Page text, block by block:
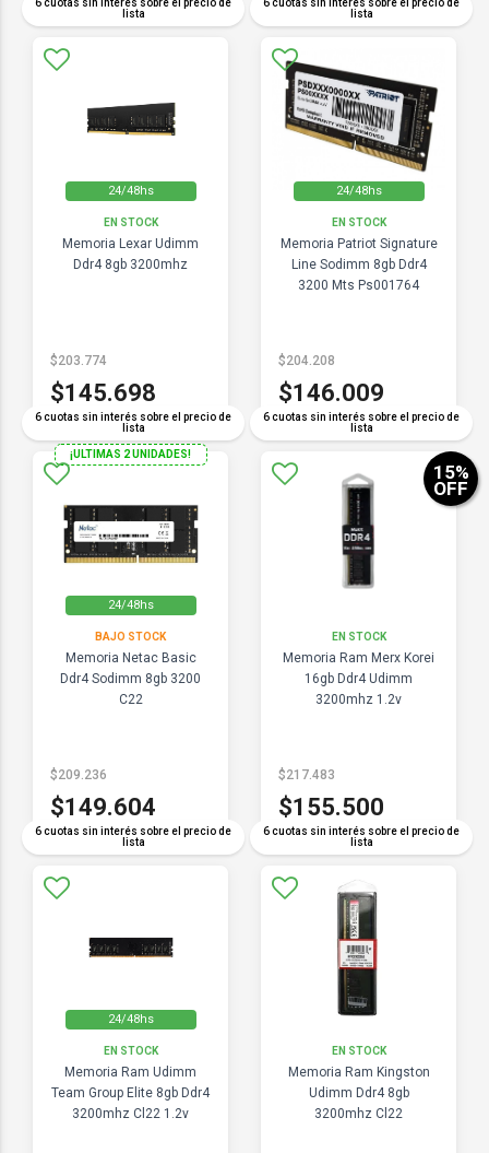
6 cuotas sin interés sobre el precio de
lista
6 cuotas sin interés sobre el precio de
lista
24/48hs
EN STOCK
Memoria Lexar Udimm
Ddr4 8gb 3200mhz
6 cuotas sin interés sobre el precio de
lista
$203.774
$145.698
24/48hs
EN STOCK
Memoria Patriot Signature
Line Sodimm 8gb Ddr4
3200 Mts Ps001764
6 cuotas sin interés sobre el precio de
lista
$204.208
$146.009
24/48hs
¡ULTIMAS 2 UNIDADES!
BAJO STOCK
Memoria Netac Basic
Ddr4 Sodimm 8gb 3200
C22
6 cuotas sin interés sobre el precio de
lista
$209.236
$149.604
EN STOCK
Memoria Ram Merx Korei
16gb Ddr4 Udimm
3200mhz 1.2v
6 cuotas sin interés sobre el precio de
lista
15%
OFF
$217.483
$155.500
24/48hs
EN STOCK
Memoria Ram Udimm
Team Group Elite 8gb Ddr4
3200mhz Cl22 1.2v
EN STOCK
Memoria Ram Kingston
Udimm Ddr4 8gb
3200mhz Cl22